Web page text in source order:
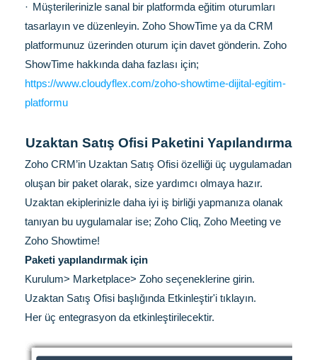
· Müşterilerinizle sanal bir platformda eğitim oturumları
tasarlayın ve düzenleyin. Zoho ShowTime ya da CRM
platformunuz üzerinden oturum için davet gönderin. Zoho
ShowTime hakkında daha fazlası için;
https://www.cloudyflex.com/zoho-showtime-dijital-egitim-
platformu
Uzaktan Satış Ofisi Paketini Yapılandırma
Zoho CRM’in Uzaktan Satış Ofisi özelliği üç uygulamadan
oluşan bir paket olarak, size yardımcı olmaya hazır.
Uzaktan ekiplerinizle daha iyi iş birliği yapmanıza olanak
tanıyan bu uygulamalar ise; Zoho Cliq, Zoho Meeting ve
Zoho Showtime!
Paketi yapılandırmak için
Kurulum> Marketplace> Zoho seçeneklerine girin.
Uzaktan Satış Ofisi başlığında Etkinleştir'i tıklayın.
Her üç entegrasyon da etkinleştirilecektir.